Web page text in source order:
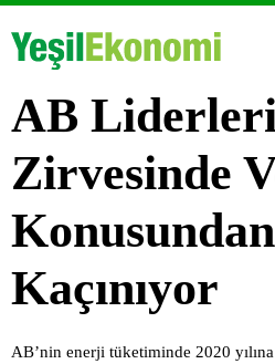
AB
Zirvesinde
Konusundan
Kaçınıyor
AB’nin enerji tüketiminde 2020